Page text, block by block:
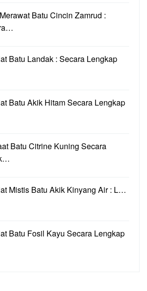
Batu Cincin Zamrud :
Batu Landak : Secara Lengkap
Batu Akik Hitam Secara Lengkap
Batu Citrine Kuning Secara
Mistis Batu Akik Kinyang Air : L…
Batu Fosil Kayu Secara Lengkap